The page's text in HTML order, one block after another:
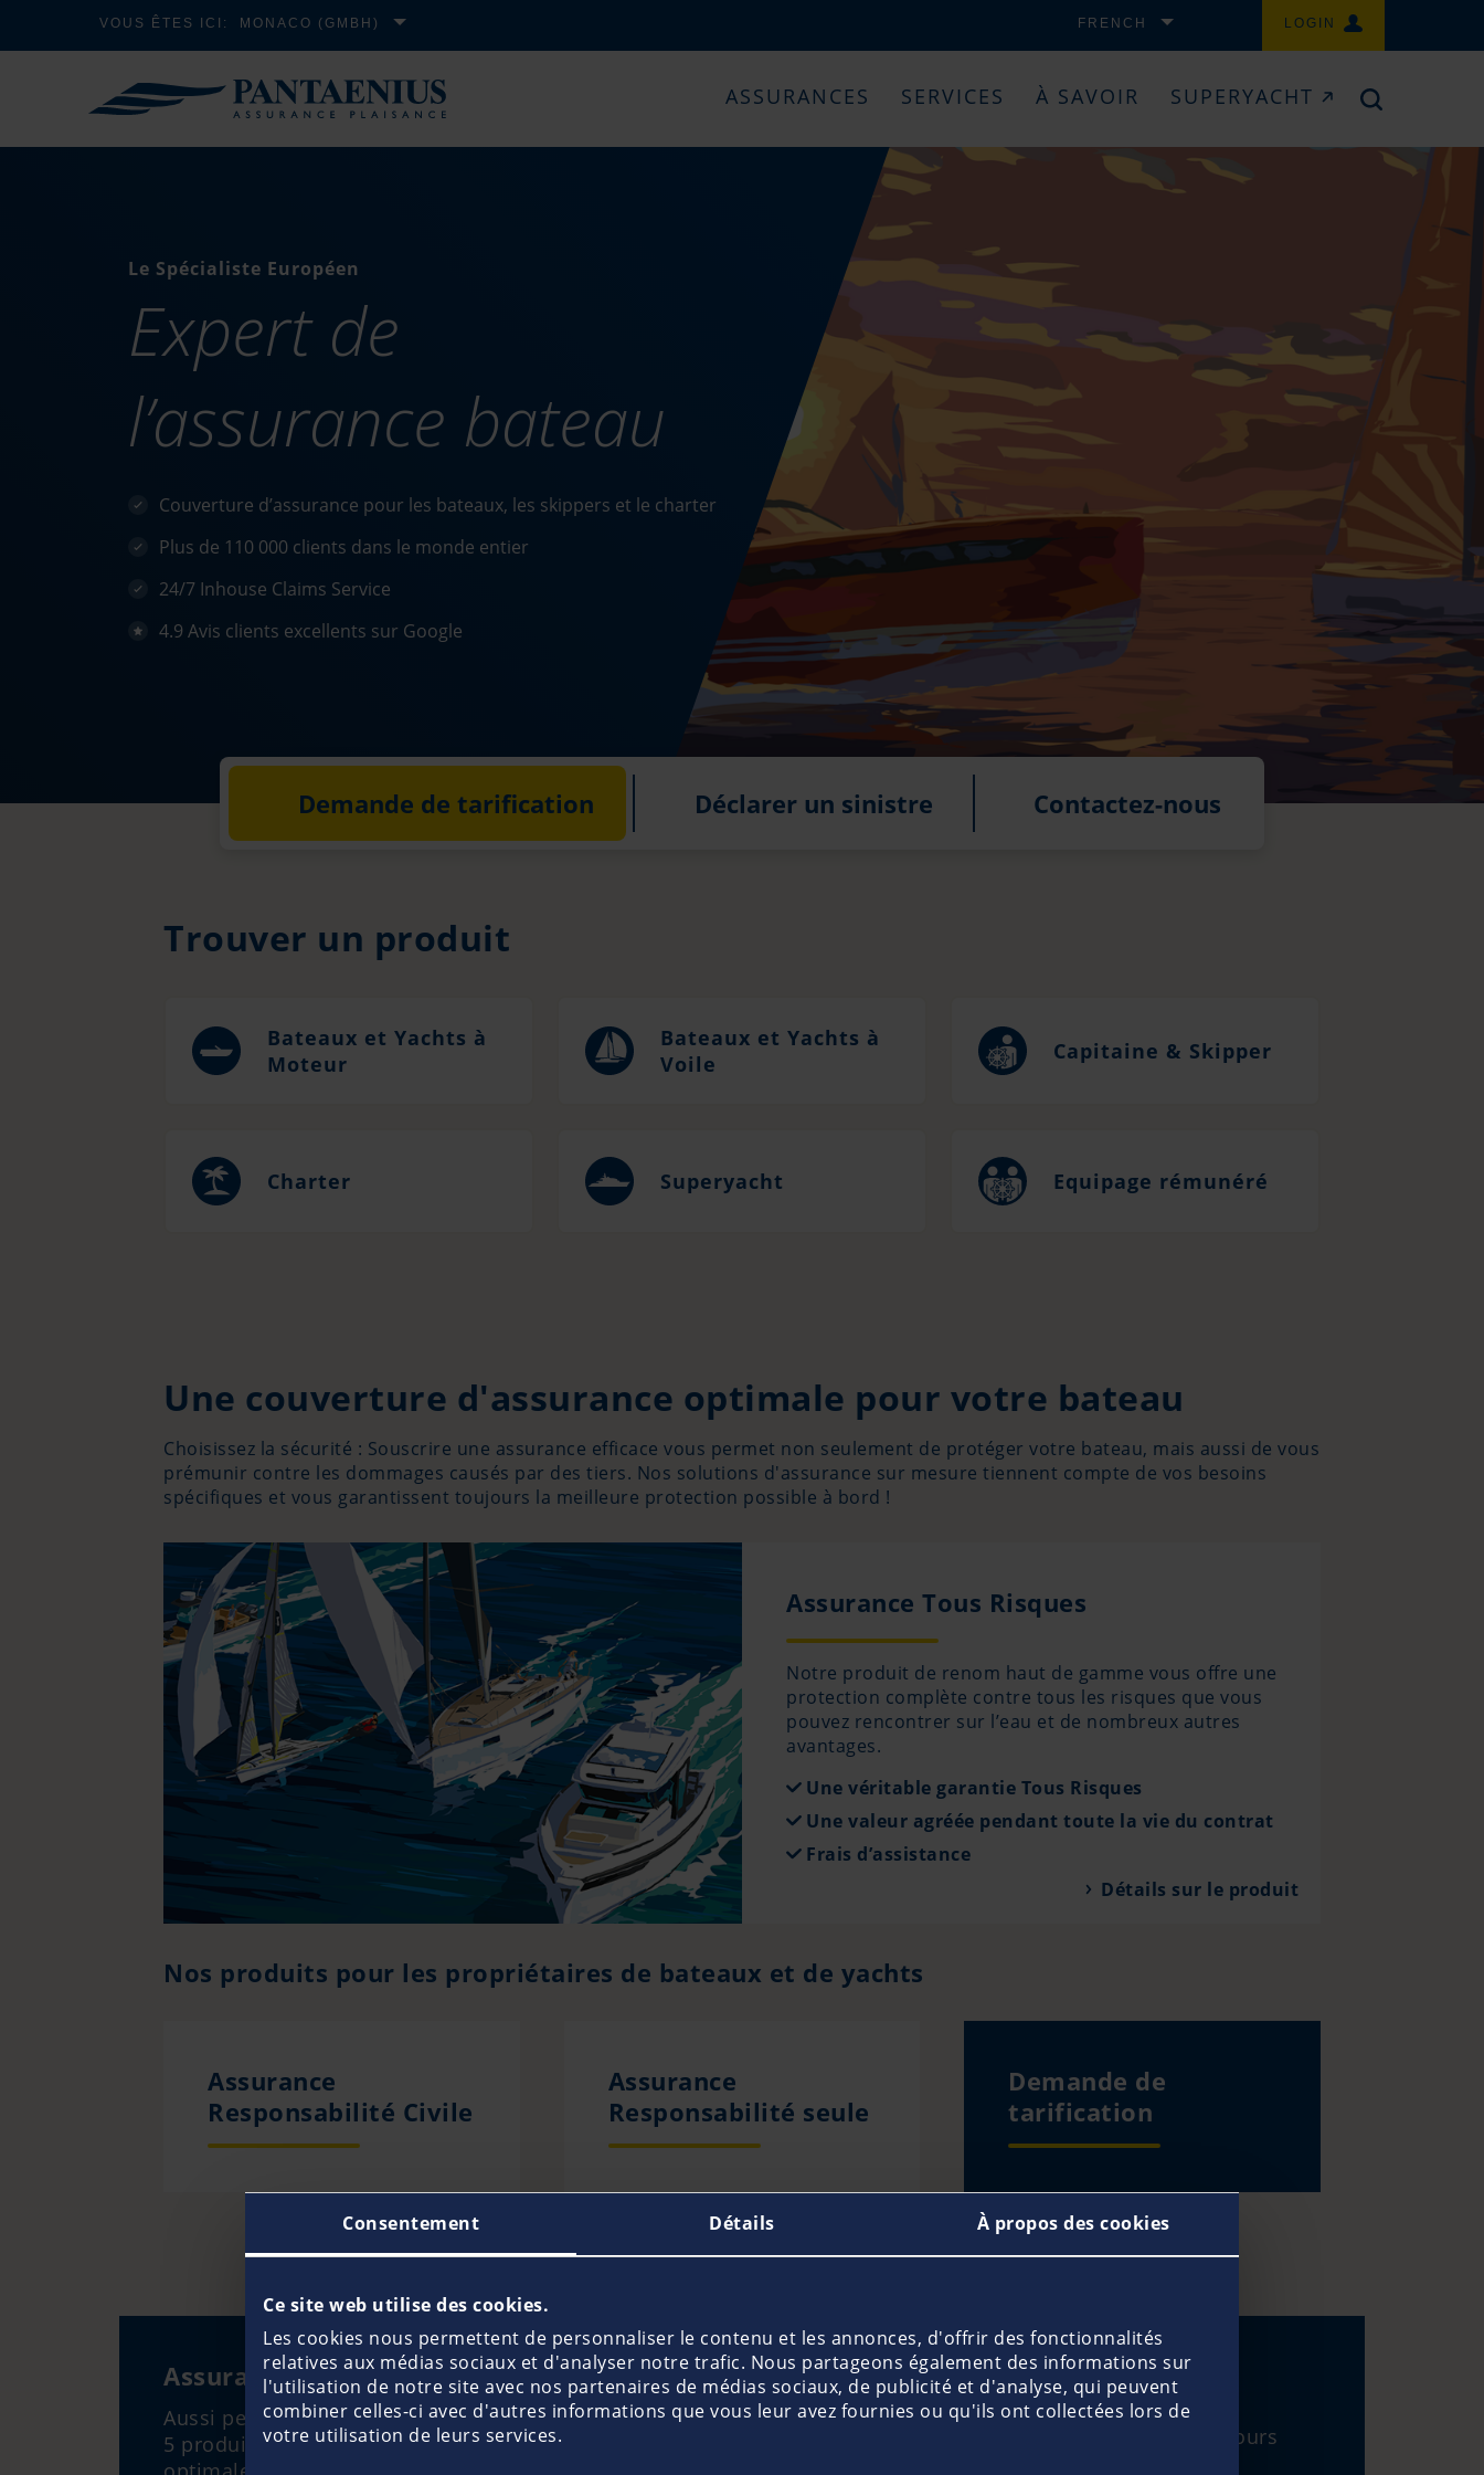
Consentement Détails À propos des cookies
Ce site web utilise des cookies.
Les cookies nous permettent de personnaliser le contenu et les annonces, d'offrir des fonctionnalités
relatives aux médias sociaux et d'analyser notre trafic. Nous partageons également des informations sur
l'utilisation de notre site avec nos partenaires de médias sociaux, de publicité et d'analyse, qui peuvent
combiner celles-ci avec d'autres informations que vous leur avez fournies ou qu'ils ont collectées lors de
votre utilisation de leurs services.
VOUS ÊTES ICI: MONACO (GMBH) FRENCH LOGIN
ASSURANCES SERVICES À SAVOIR SUPERYACHT
Le Spécialiste Européen
Expert de
l’assurance bateau
Couverture d’assurance pour les bateaux, les skippers et le charter
Plus de 110 000 clients dans le monde entier
24/7 Inhouse Claims Service
4.9 Avis clients excellents sur Google
Demande de tarification Déclarer un sinistre Contactez-nous
Trouver un produit
Bateaux et Yachts à
Moteur
Bateaux et Yachts à
Voile
Capitaine & Skipper
Charter Superyacht Equipage rémunéré
Une couverture d'assurance optimale pour votre bateau
Choisissez la sécurité : Souscrire une assurance efficace vous permet non seulement de protéger votre bateau, mais aussi de vous
prémunir contre les dommages causés par des tiers. Nos solutions d'assurance sur mesure tiennent compte de vos besoins
spécifiques et vous garantissent toujours la meilleure protection possible à bord !
Assurance Tous Risques
Notre produit de renom haut de gamme vous offre une
protection complète contre tous les risques que vous
pouvez rencontrer sur l’eau et de nombreux autres
avantages.
Une véritable garantie Tous Risques
Une valeur agréée pendant toute la vie du contrat
Frais d’assistance
Détails sur le produit
Nos produits pour les propriétaires de bateaux et de yachts
Assurance
Responsabilité Civile
Assurance
Responsabilité seule
Demande de
tarification
Assurance Charter sur mesure
Aussi personnalisée que votre location bateau ! Avec nos
5 produits charter, vous êtes couvert de manière
Pour une durée du voyage de 1 à 60 jours